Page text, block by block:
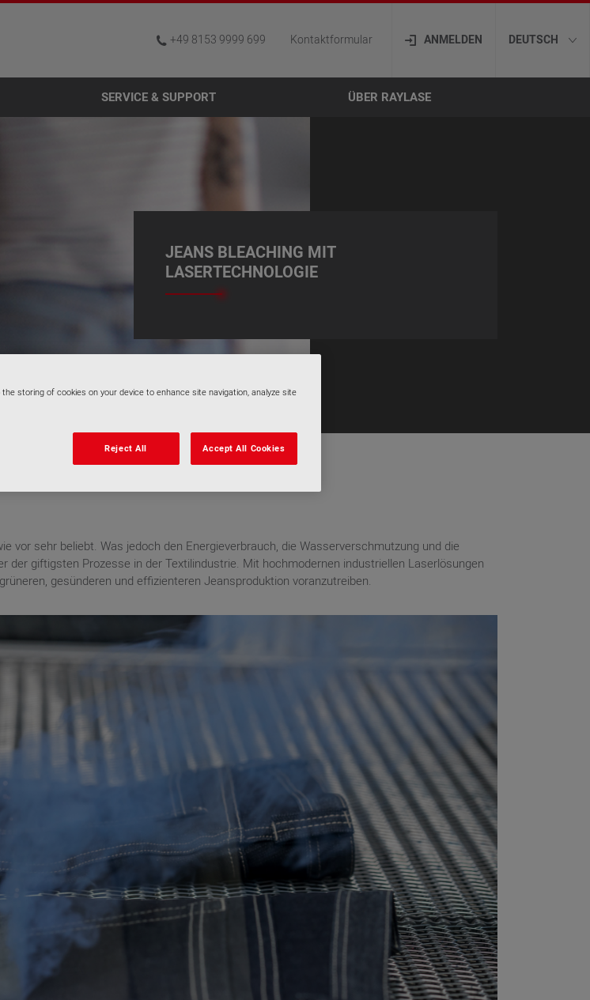
+49 8153 9999 699 Kontaktformular ANMELDEN DEUTSCH
SERVICE & SUPPORT ÜBER RAYLASE
JEANS BLEACHING MIT
LASERTECHNOLOGIE
sehr beliebt. Was jedoch den Energieverbrauch, die Wasserverschmutzung und die
der giftigsten Prozesse in der Textilindustrie. Mit hochmodernen industriellen Laserlösungen
gesünderen und effizienteren Jeansproduktion voranzutreiben.
the storing of cookies on your device to enhance site navigation, analyze site
Reject All Accept All Cookies